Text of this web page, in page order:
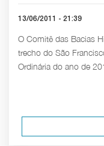
13/06/2011 - 21:39
O Comitê das Bacias
trecho do São
Ordinária do ano de